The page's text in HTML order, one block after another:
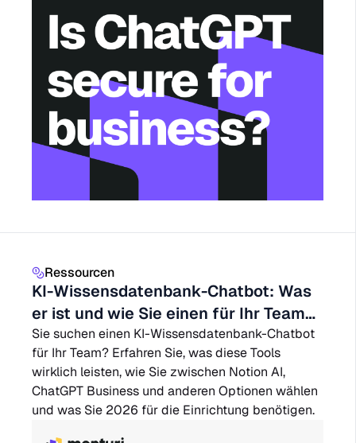
Ressourcen
KI-Wissensdatenbank-Chatbot: Was
er ist und wie Sie einen für Ihr Team
aufbauen (2026)
Sie suchen einen KI-Wissensdatenbank-Chatbot
für Ihr Team? Erfahren Sie, was diese Tools
wirklich leisten, wie Sie zwischen Notion AI,
ChatGPT Business und anderen Optionen wählen
und was Sie 2026 für die Einrichtung benötigen.